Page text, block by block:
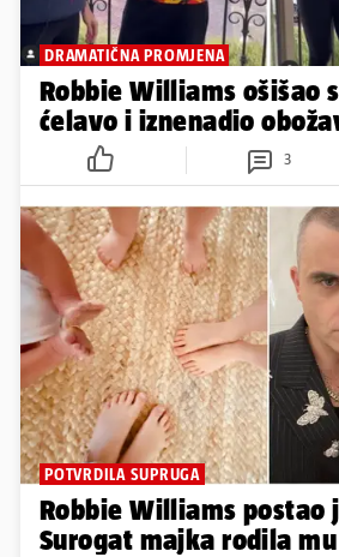
DRAMATIČNA PROMJENA
Robbie Williams ošišao
ćelavo i iznenadio
3
POTVRDILA SUPRUGA
Robbie Williams postao
Surogat majka rodila